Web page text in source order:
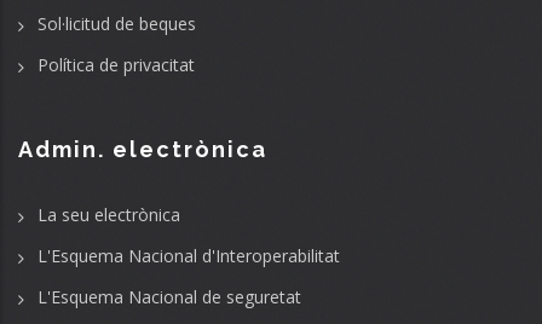
Sol·licitud de beques
Política de privacitat
Admin. electrònica
La seu electrònica
L'Esquema Nacional d'Interoperabilitat
L'Esquema Nacional de seguretat